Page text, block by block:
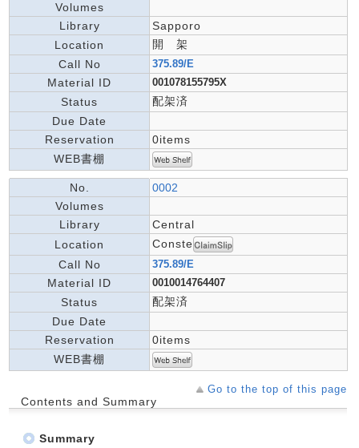
Volumes
Library
Sapporo
Location
開 架
Call No
375.89/E
Material ID 001078155795X
Status
配架済
Due Date
Reservation
0items
WEB書棚
No.
0002
Volumes
Library
Central
Location
Conste
Call No
375.89/E
Material ID 0010014764407
Status
配架済
Due Date
Reservation
0items
WEB書棚
Go to the top of this page
Contents and Summary
Summary